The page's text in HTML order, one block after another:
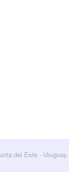
del Este - Uruguay.